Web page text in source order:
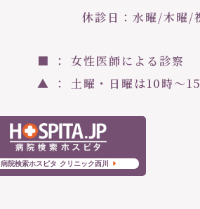
休診日：水曜/木曜/
■ ： 女性医師による診察
▲ ： 土曜・日曜は10時〜
病院検索ホスピタ クリニック西川